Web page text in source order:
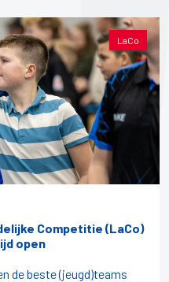
LaCo
Competitie (LaCo)
open
de beste (jeugd)teams